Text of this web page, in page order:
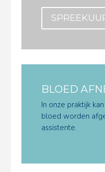
BLOED
In onze praktijk
bloed worden
assistente.